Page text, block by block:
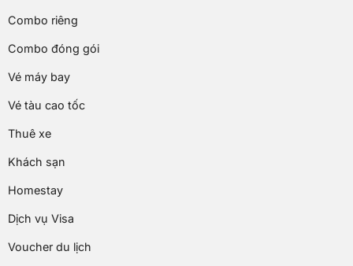
Combo riêng
Combo đóng gói
Vé máy bay
Vé tàu cao tốc
Thuê xe
Khách sạn
Homestay
Dịch vụ Visa
Voucher du lịch